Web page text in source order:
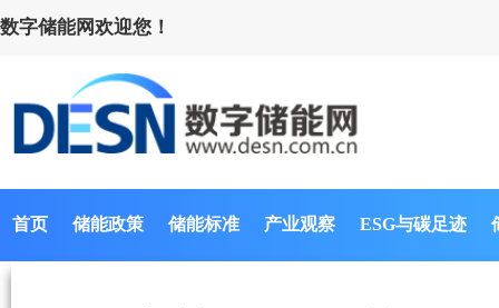
数字储能网欢迎您！
首页 储能政策 储能标准 产业观察 ESG与碳足迹